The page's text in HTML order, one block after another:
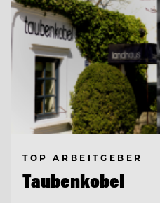
TOP ARBEITGEBER
Taubenkobel